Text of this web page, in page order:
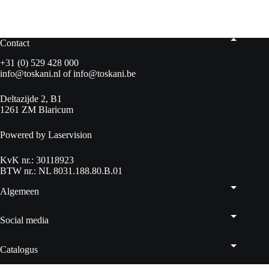
Contact
+31 (0) 529 428 000
info@toskani.nl ofinfo@toskani.be
Deltazijde 2, B1
1261 ZM Blaricum
Powered by Laservision
KvK nr.: 30118923
BTW nr.: NL 8031.188.80.B.01
Algemeen
Social media
Catalogus